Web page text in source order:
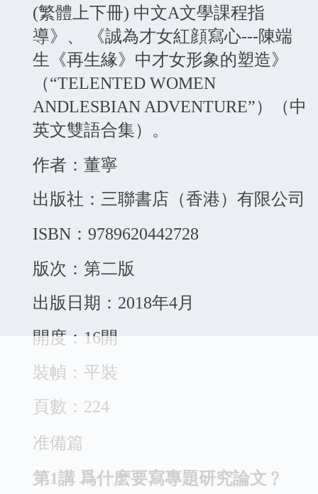
(繁體上下冊) 中文A文學課程指
導》、 《誠為才女紅顔寫心---陳端
生《再生緣》中才女形象的塑造》
（“TELENTED WOMEN
ANDLESBIAN ADVENTURE”）（中
英文雙語合集）。
作者：董寧
出版社：三聯書店（香港）有限公司
ISBN：9789620442728
版次：第二版
出版日期：2018年4月
開度：16開
裝幀：平裝
頁數：224
准備篇
第1講 爲什麽要寫專題研究論文﹖